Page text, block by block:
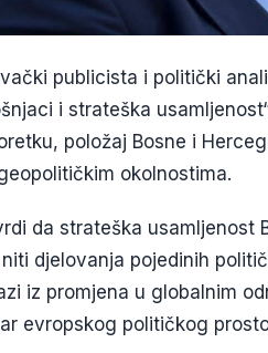
publicista i politički
i strateška
položaj Bosne i
okolnostima.
da strateška usamljenost
djelovanja pojedinih
iz promjena u globalnim
evropskog političkog